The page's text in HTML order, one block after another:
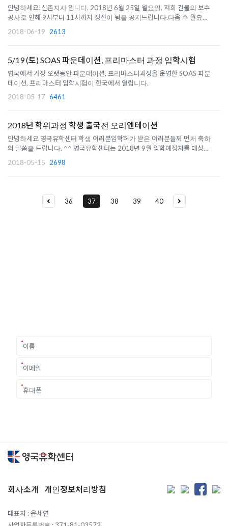
안녕하세요!신촌지사 입니다. 2018년 6월 25일 월요일, 저희 건물의 보수
공사로 인해 9시부터 11시까지 정전이 됨을 공지드립니다.다음 주 월요일에
안내드리며 업무 처리가 오전 시간에 다소 지연될 수 있음을 미리 안내드립니
2018-06-19 2613
5/19 (토) SOAS 파운데이션, 프리마스터 과정 입학시험
영국에서 가장 오랫동안 파운데이션, 프리마스터과정을 운영한 SOAS 파운
데이션, 프리마스터 입학시험이 한국에서 열립니다.
2018-05-17 6461
2018년 학위과정 학생 출국전 오리엔테이션
안녕하세요 영국유학센터 학생 여러분입학허가 받은 여러분들께 먼저 축하
의 말씀을 드립니다. ^^ 영국유학센터는 2018년 9월 입학예정자를 대상으
일 (토) 오전 11시6월 20일 (수) 오후 4시7월 7일 (토) 오전 11시7월18일
2018-05-15 2698
36 37 38 39 40
회사소개 개인정보처리방침
대표자 : 윤세연